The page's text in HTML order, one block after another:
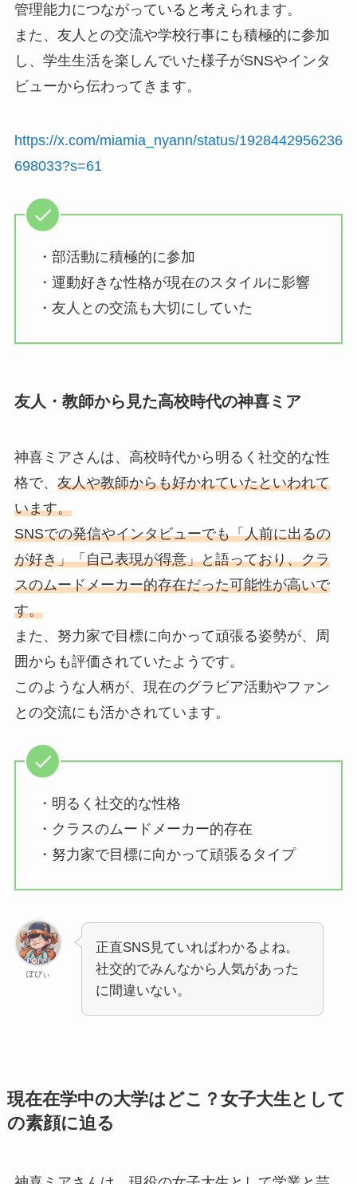
管理能力につながっていると考えられます。
また、友人との交流や学校行事にも積極的に参加
し、学生生活を楽しんでいた様子がSNSやインタ
ビューから伝わってきます。
https://x.com/miamia_nyann/status/1928442956236
698033?s=61
・部活動に積極的に参加
・運動好きな性格が現在のスタイルに影響
・友人との交流も大切にしていた
友人・教師から見た高校時代の神喜ミア
神喜ミアさんは、高校時代から明るく社交的な性
格で、 友人や教師からも好かれていたといわれて
います。
SNSでの発信やインタビューでも「人前に出るの
が好き」「自己表現が得意」と語っており、クラ
スのムードメーカー的存在だった可能性が高いで
す。
また、努力家で目標に向かって頑張る姿勢が、周
囲からも評価されていたようです。
このような人柄が、現在のグラビア活動やファン
との交流にも活かされています。
・明るく社交的な性格
・クラスのムードメーカー的存在
・努力家で目標に向かって頑張るタイプ
ぽぴぃ
正直SNS見ていればわかるよね。
社交的でみんなから人気があった
に間違いない。
現在在学中の大学はどこ？女子大生として
の素顔に迫る